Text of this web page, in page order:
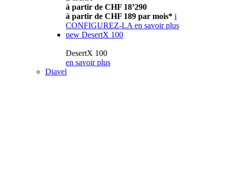
à partir de CHF 18’290
à partir de CHF 189 par mois* i
CONFIGUREZ-LA en savoir plus
new DesertX 100
DesertX 100
en savoir plus
Diavel